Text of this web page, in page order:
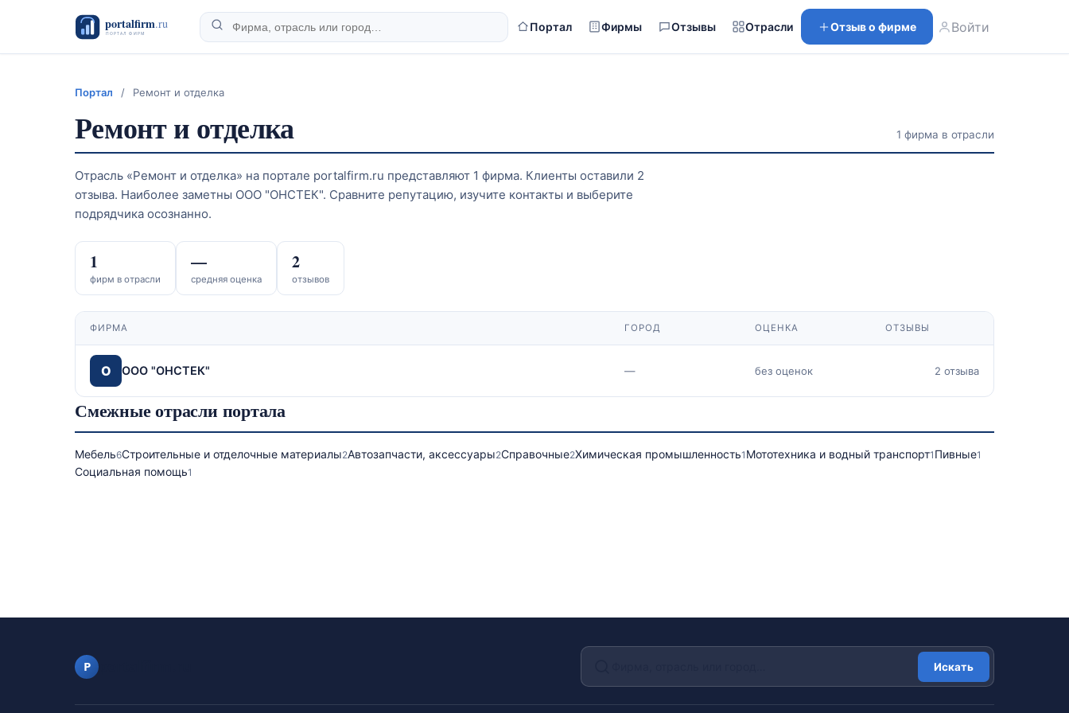
Портал Фирмы Отзывы Отрасли Отзыв о фирме Войти
Портал / Ремонт и отделка
Ремонт и отделка 1 фирма в отрасли
Отрасль «Ремонт и отделка» на портале portalfirm.ru представляют 1 фирма. Клиенты оставили 2
отзыва. Наиболее заметны ООО "ОНСТЕК". Сравните репутацию, изучите контакты и выберите
подрядчика осознанно.
фирм в отрасли
1
средняя оценка
—
отзывов
2
ФИРМА ГОРОД ОЦЕНКА ОТЗЫВЫ
О ООО "ОНСТЕК" — без оценок 2 отзыва
Смежные отрасли портала
Мебель6Строительные и отделочные материалы2Автозапчасти, аксессуары2Справочные2Химическая промышленность1 Мототехника и водный транспорт1 Пивные1
Социальная помощь1
P Искать